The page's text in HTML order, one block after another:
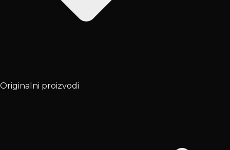
Originalni proizvodi